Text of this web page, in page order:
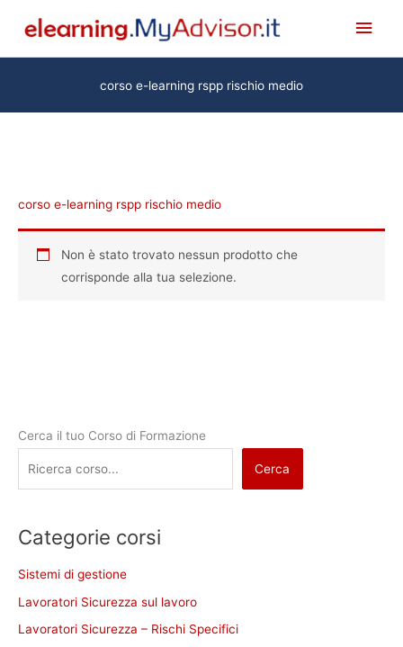
contenuto
corso e-learning rspp rischio medio
corso e-learning rspp rischio medio
Non è stato trovato nessun prodotto che
corrisponde alla tua selezione.
Cerca il tuo Corso di Formazione
Cerca
Categorie corsi
Sistemi di gestione
Lavoratori Sicurezza sul lavoro
Lavoratori Sicurezza – Rischi Specifici